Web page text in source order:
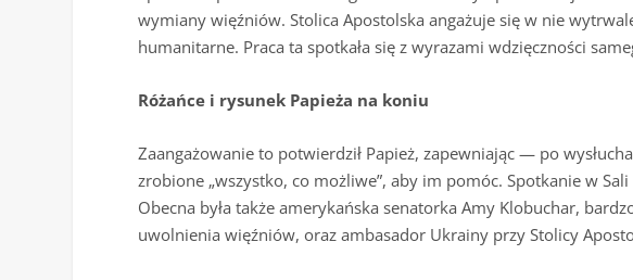
wymiany więźniów. Stolica Apostolska angażuje się w nie
humanitarne. Praca ta spotkała się z wyrazami wdzięczności
Różańce i rysunek Papieża na koniu
Zaangażowanie to potwierdził Papież, zapewniając — po
zrobione „wszystko, co możliwe”, aby im pomóc. Spotkanie w Sali
Obecna była także amerykańska senatorka Amy Klobuchar,
uwolnienia więźniów, oraz ambasador Ukrainy przy Stolicy